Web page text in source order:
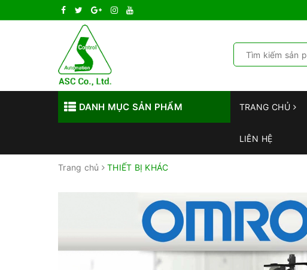
DANH MỤC SẢN PHẨM TRANG CHỦ
LIÊN HỆ
Trang chủ THIẾT BỊ KHÁC